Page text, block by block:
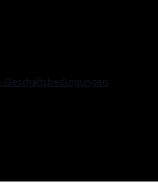
-Geschäftsbedingungen.